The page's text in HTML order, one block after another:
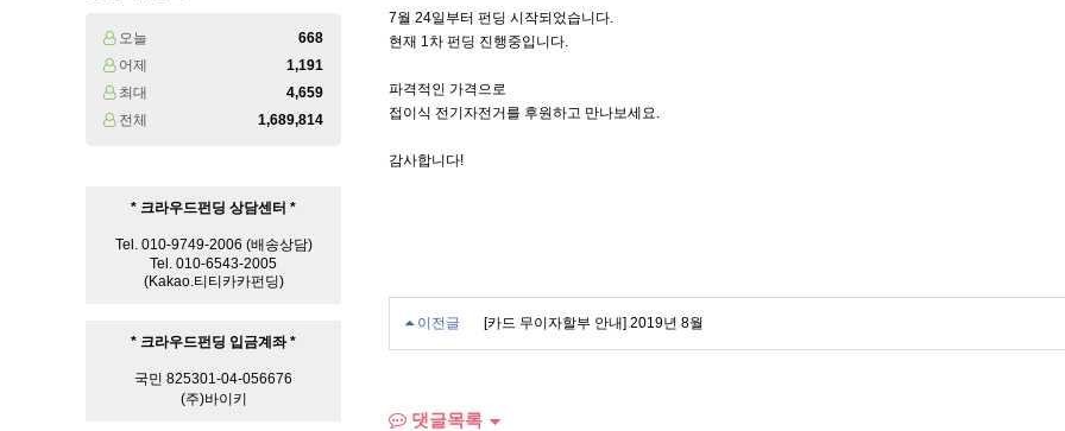
오늘
668
어제
1,191
최대
4,659
전체
1,689,814
* 크라우드펀딩 상담센터 *
Tel. 010-9749-2006 (배송상담)
Tel. 010-6543-2005
(Kakao.티티카카펀딩)
* 크라우드펀딩 입금계좌 *
국민 825301-04-056676
(주)바이키
7월 24일부터 펀딩 시작되었습니다.
현재 1차 펀딩 진행중입니다.
파격적인 가격으로
접이식 전기자전거를 후원하고 만나보세요.
감사합니다!
이전글 [카드 무이자할부 안내] 2019년 8월
댓글목록